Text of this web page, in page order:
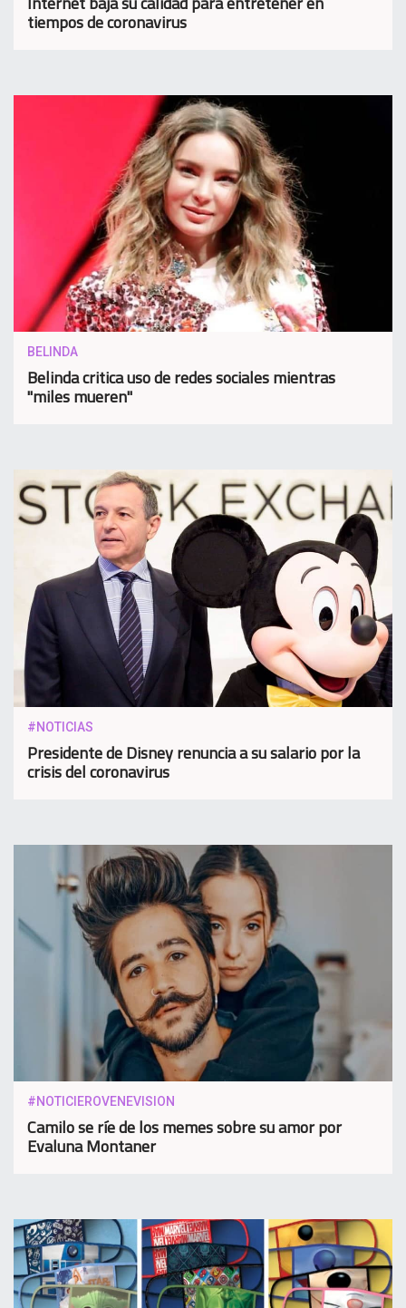
tiempos de coronavirus
BELINDA
Belinda critica uso de redes sociales mientras
"miles mueren"
#NOTICIAS
Presidente de Disney renuncia a su salario por la
crisis del coronavirus
#NOTICIEROVENEVISION
Camilo se ríe de los memes sobre su amor por
Evaluna Montaner